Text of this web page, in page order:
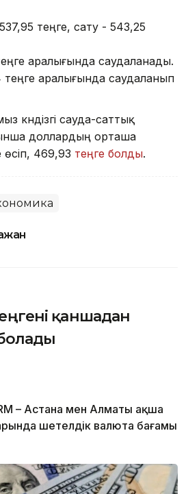
теңге, сату - 543,25
аралығында саудаланады.
аралығында саудаланып
күндізгі сауда-саттық
доллардың орташа
өсіп, 469,93 теңге болды.
қаншадан
– Астана мен Алматы ақша
шетелдік валюта бағамы